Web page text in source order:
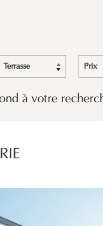
Terrasse Prix
à votre